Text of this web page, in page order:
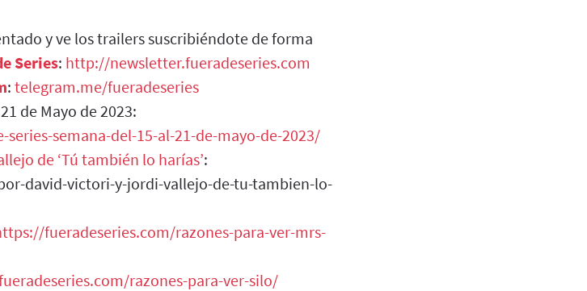
y ve los trailers suscribiéndote de forma
Series: http://newsletter.fueradeseries.com
: telegram.me/fueradeseries
de Mayo de 2023:
semana-del-15-al-21-de-mayo-de-2023/
de ‘Tú también lo harías’:
david-victori-y-jordi-vallejo-de-tu-tambien-lo-
fueradeseries.com/razones-para-ver-mrs-
razones-para-ver-silo/